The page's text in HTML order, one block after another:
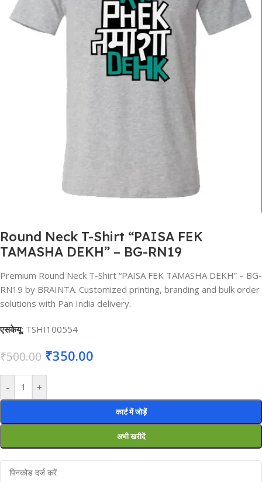
Round Neck T-Shirt “PAISA FEK
TAMASHA DEKH” – BG-RN19
Premium Round Neck T-Shirt “PAISA FEK TAMASHA DEKH” – BG-
RN19 by BRAINTA. Customized printing, branding and bulk order
solutions with Pan India delivery.
एसकेयू: TSHI100554
₹500.00 ₹350.00
- +
कार्ट में जोड़ें
अभी खरीदें